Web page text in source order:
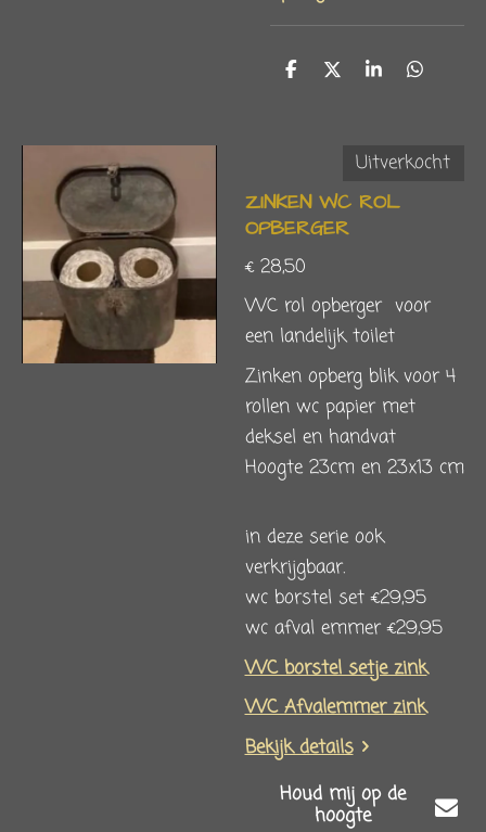
D D S
e
D
Uitverkocht
ZINKEN WC ROL
OPBERGER
€ 28,50
WC rol opberger voor
een landelijk toilet
Zinken opberg blik voor 4
rollen wc papier met
deksel en handvat
Hoogte 23cm en 23x13 cm
in deze serie ook
verkrijgbaar.
wc borstel set €29,95
wc afval emmer €29,95
WC borstel setje zink
WC Afvalemmer zink
Bekijk details
Houd mij op de
hoogte